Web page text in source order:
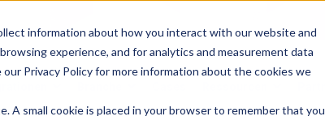
information about how you interact with our website and
experience, and for analytics and measurement data
Privacy Policy for more information about the cookies we
small cookie is placed in your browser to remember that you